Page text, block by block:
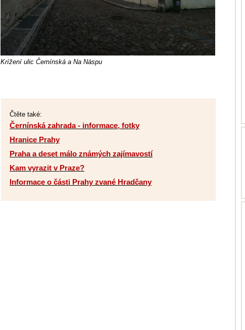
Krížení ulic Černínská a Na Náspu
Čtěte také:
Černínská zahrada - informace, fotky
Hranice Prahy
Praha a deset málo známých zajímavostí
Kam vyrazit v Praze?
Informace o části Prahy zvané Hradčany